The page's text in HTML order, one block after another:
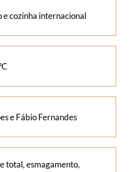
e cozinha internacional
e Fábio Fernandes
total, esmagamento,